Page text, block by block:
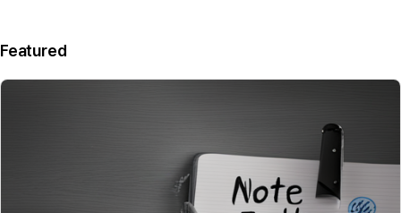
Featured